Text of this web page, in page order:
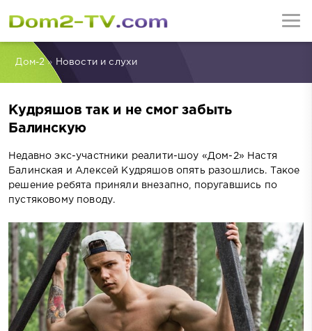
Дом-2» Новости и слухи
Кудряшов так и не смог забыть
Балинскую
Недавно экс-участники реалити-шоу «Дом-2» Настя
Балинская и Алексей Кудряшов опять разошлись. Такое
решение ребята приняли внезапно, поругавшись по
пустяковому поводу.